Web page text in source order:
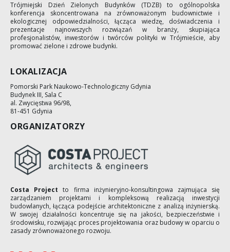
Trójmiejski Dzień Zielonych Budynków (TDZB) to ogólnopolska
konferencja skoncentrowana na zrównoważonym budownictwie i
ekologicznej odpowiedzialności, łącząca wiedzę, doświadczenia i
prezentacje najnowszych rozwiązań w branży, skupiająca
profesjonalistów, inwestorów i twórców polityki w Trójmieście, aby
promować zielone i zdrowe budynki.
LOKALIZACJA
Pomorski Park Naukowo-Technologiczny Gdynia
Budynek III, Sala C
al. Zwycięstwa 96/98,
81-451 Gdynia
ORGANIZATORZY
Costa Project to firma inżynieryjno-konsultingowa zajmująca się
zarządzaniem projektami i kompleksową realizacją inwestycji
budowlanych, łącząca podejście architektoniczne z analizą inżynierską.
W swojej działalności koncentruje się na jakości, bezpieczeństwie i
środowisku, rozwijając proces projektowania oraz budowy w oparciu o
zasady zrównoważonego rozwoju.